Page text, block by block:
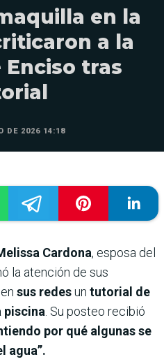
en la
a la
Enciso tras
DE 2026 14:18
Cardona, esposa del
la atención de sus
sus redesun tutorial de
piscina. Su posteo recibió
por qué algunas se
agua”.